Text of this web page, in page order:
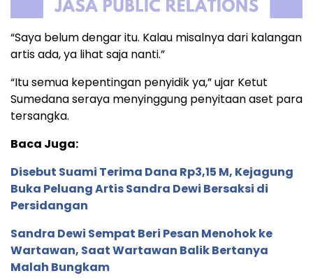
“Saya belum dengar itu. Kalau misalnya dari kalangan
artis ada, ya lihat saja nanti.”
“Itu semua kepentingan penyidik ya,” ujar Ketut
Sumedana seraya menyinggung penyitaan aset para
tersangka.
Baca Juga:
Disebut Suami Terima Dana Rp3,15 M, Kejagung
Buka Peluang Artis Sandra Dewi Bersaksi di
Persidangan
Sandra Dewi Sempat Beri Pesan Menohok ke
Wartawan, Saat Wartawan Balik Bertanya
Malah Bungkam